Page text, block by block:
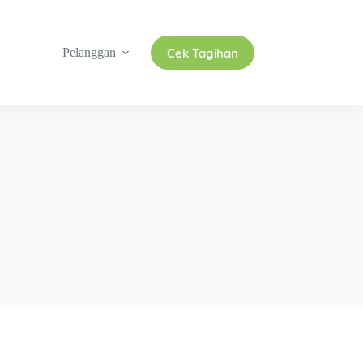
Pelanggan Cek Tagihan